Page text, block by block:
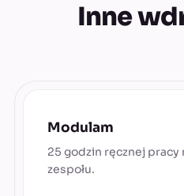
Inne
Modulam
25 godzin ręcznej pracy
zespołu.